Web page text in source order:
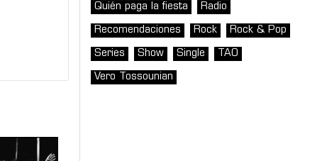
Quién paga la fiesta Radio
Recomendaciones Rock Rock & Pop
Series Show Single TAO
Vero Tossounian